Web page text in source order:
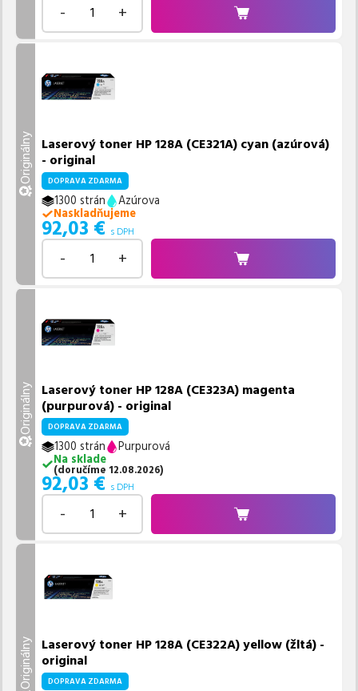
- +
Originálny Laserový toner HP 128A (CE321A) cyan (azúrová)
- original
DOPRAVA ZDARMA
1300 strán
Azúrova
Naskladňujeme
92,03 € s DPH
- +
Originálny Laserový toner HP 128A (CE323A) magenta
(purpurová) - original
DOPRAVA ZDARMA
1300 strán
Purpurová
Na sklade
(doručíme 12.08.2026)
92,03 € s DPH
- +
Originálny Laserový toner HP 128A (CE322A) yellow (žltá) -
original
DOPRAVA ZDARMA